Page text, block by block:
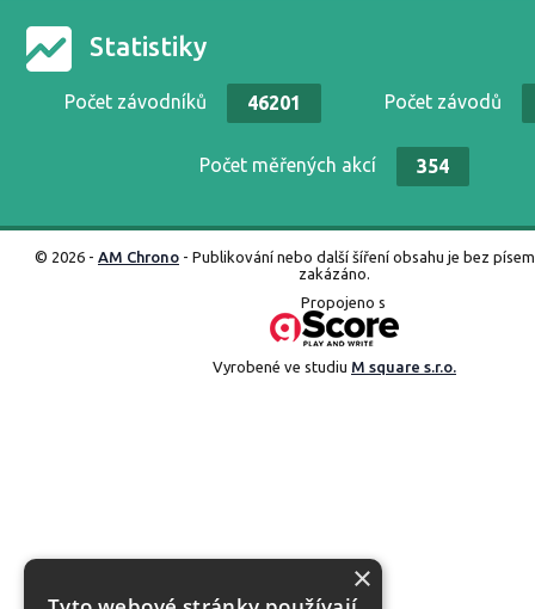
Statistiky
Počet závodníků 46201 Počet závodů
Počet měřených akcí 354
© 2026 - AM Chrono - Publikování nebo další šíření obsahu je bez
zakázáno.
Propojeno s
Vyrobené ve studiu M square s.r.o.
×